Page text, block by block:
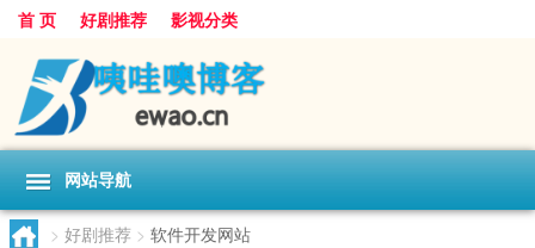
首 页 好剧推荐 影视分类
网站导航
> 好剧推荐 > 软件开发网站